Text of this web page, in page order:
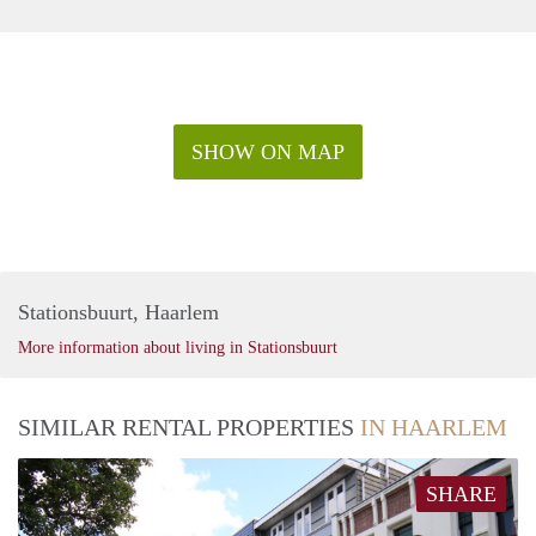
SHOW ON MAP
Stationsbuurt, Haarlem
More information about living in Stationsbuurt
SIMILAR RENTAL PROPERTIES IN HAARLEM
SHARE